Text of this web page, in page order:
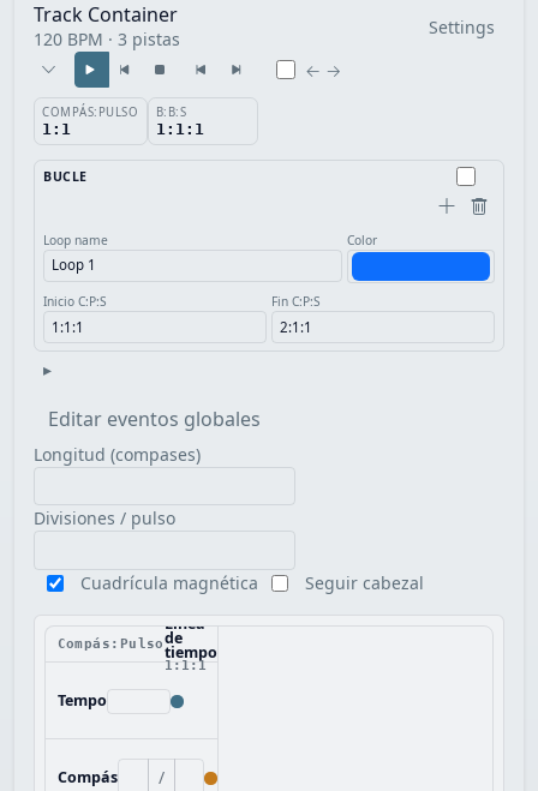
Track Container
120 BPM · 3 pistas
Settings
← →
COMPÁS:PULSO
1:1
B:B:S
1:1:1
BUCLE
Loop name Color
Inicio C:P:S Fin C:P:S
▸
Editar eventos globales
Longitud (compases)
Divisiones / pulso
Cuadrícula magnética Seguir cabezal
Compás:Pulso
Línea
de
tiempo
1:1:1
Tempo
Compás /